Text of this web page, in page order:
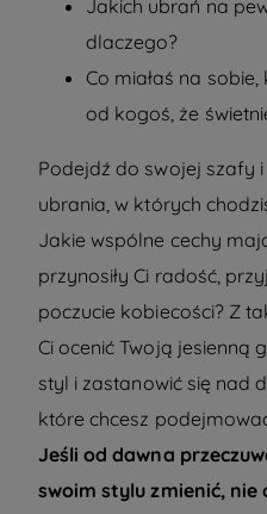
Jakich ubrań na
dlaczego?
Co miałaś na sobie,
od kogoś, że
Podejdź do swojej szafy
ubrania, w których
Jakie wspólne cechy
przynosiły Ci radość,
poczucie kobiecości? Z
Ci ocenić Twoją jesienną
styl i zastanowić się nad
które chcesz
Jeśli od dawna
swoim stylu zmienić, nie